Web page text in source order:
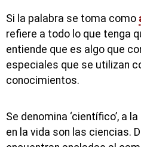
Si la palabra se toma como
refiere a todo lo que tenga
entiende que es algo que
especiales que se utilizan
conocimientos.
Se denomina ‘científico’, a
en la vida son las ciencias.